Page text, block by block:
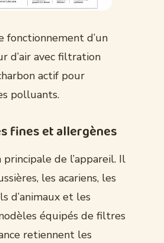
fonctionnement d’un
d’air avec filtration
actif pour
polluants.
fines et allergènes
principale de l’appareil. Il
les acariens, les
d’animaux et les
équipés de filtres
retiennent les